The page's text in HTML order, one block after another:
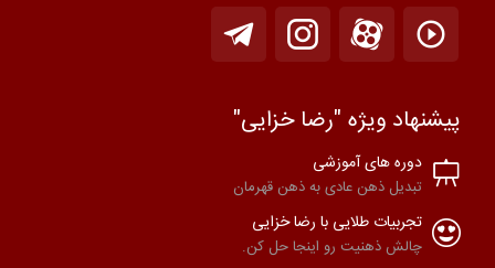
پیشنهاد ویژه "رضا خزایی"
دوره های آموزشی
تبدیل ذهن عادی به ذهن قهرمان
تجربیات طلایی با رضا خزایی
چالش ذهنیت رو اینجا حل کن.